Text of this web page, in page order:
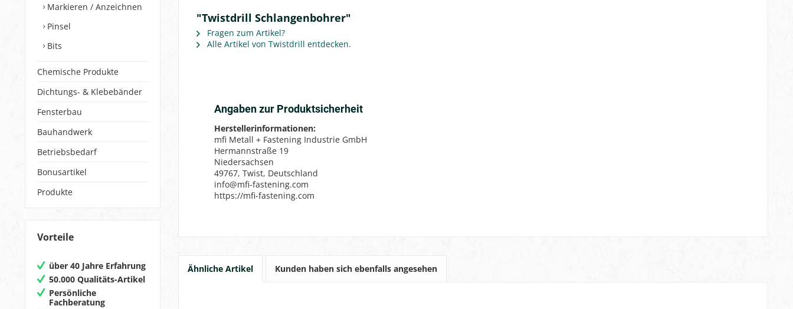
Markieren / Anzeichnen
Pinsel
Bits
Chemische Produkte
Dichtungs- & Klebebänder
Fensterbau
Bauhandwerk
Betriebsbedarf
Bonusartikel
Produkte
Vorteile
über 40 Jahre Erfahrung
50.000 Qualitäts-Artikel
Persönliche
Fachberatung
"Twistdrill Schlangenbohrer"
Fragen zum Artikel?
Alle Artikel von Twistdrill entdecken.
Angaben zur Produktsicherheit
Herstellerinformationen:
mfi Metall + Fastening Industrie GmbH
Hermannstraße 19
Niedersachsen
49767, Twist, Deutschland
info@mfi-fastening.com
https://mfi-fastening.com
Ähnliche Artikel Kunden haben sich ebenfalls angesehen